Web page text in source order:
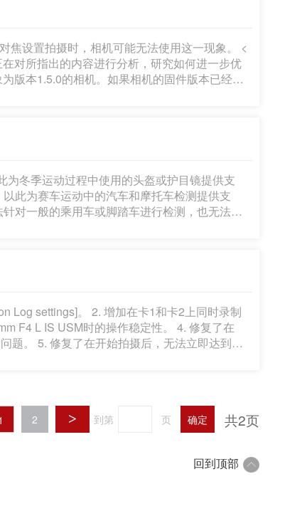
以]
焦设置拍摄时，相机可能无法使用这一现象。 <
对所指出的内容进行分析，研究如何进一步优
和简体中文五种语言书写的PDF文件)。 开始
为冬季运动过程中使用的头盔或护目镜提供支
此为赛车运动中的汽车和摩托车检测提供支
对一般的乘用车或脚踏车进行检测，也无法针
张存储卡，并使用EOS Utility进行远程拍摄时，
到 [显示性能] 的 [流畅] 当中。这可以降低所显
在卡1和卡2上同时录制
F4 L IS USM时的操作稳定性。 4. 修复了在
题。 5. 修复了在开始拍摄后，无法立即达到足
2 > 到第 页 确定 共2页
回到顶部